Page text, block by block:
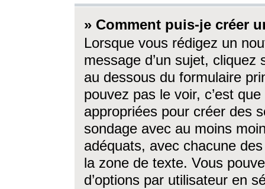
» Comment puis-je créer
Lorsque vous rédigez un
message d’un sujet, cliquez
au dessous du formulaire
pouvez pas le voir, c’est
appropriées pour créer des
sondage avec au moins
adéquats, avec chacune
la zone de texte. Vous
d’options par utilisateur en